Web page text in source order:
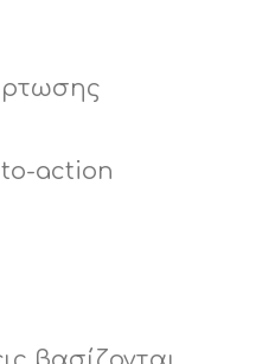
action